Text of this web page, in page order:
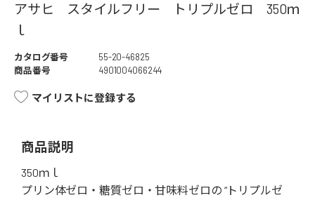
アサヒ スタイルフリー トリプルゼロ 350ｍ
ｌ
カタログ番号
55-20-46825
商品番号
4901004066244
マイリストに登録する
商品説明
350ｍｌ
プリン体ゼロ・糖質ゼロ・甘味料ゼロの “トリプルゼ